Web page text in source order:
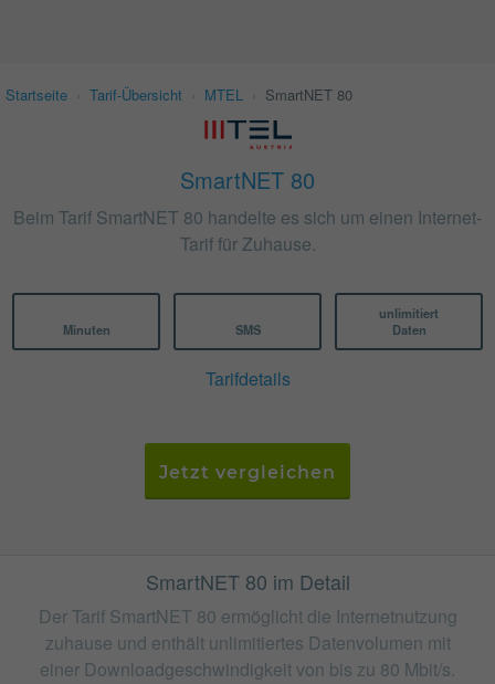
Startseite Tarif-Übersicht MTEL SmartNET 80
SmartNET 80
Beim Tarif SmartNET 80 handelte es sich um einen Internet-
Tarif für Zuhause.
Minuten SMS
unlimitiert
Daten
Tarifdetails
Jetzt vergleichen
SmartNET 80 im Detail
Der Tarif SmartNET 80 ermöglicht die Internetnutzung
zuhause und enthält unlimitiertes Datenvolumen mit
einer Downloadgeschwindigkeit von bis zu 80 Mbit/s.